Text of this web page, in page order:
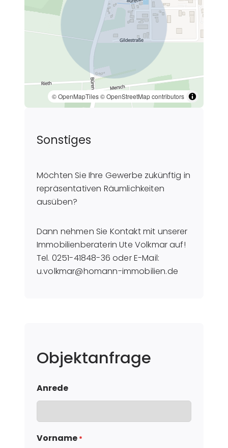
© OpenMapTiles© OpenStreetMap contributors
Sonstiges
Möchten Sie Ihre Gewerbe zukünftig in
repräsentativen Räumlichkeiten
ausüben?
Dann nehmen Sie Kontakt mit unserer
Immobilienberaterin Ute Volkmar auf!
Tel. 0251-41848-36 oder E-Mail:
u.volkmar@homann-immobilien.de
Objektanfrage
Anrede
Vorname *